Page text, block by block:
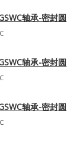
轴承-密封圆
轴承-密封圆
轴承-密封圆